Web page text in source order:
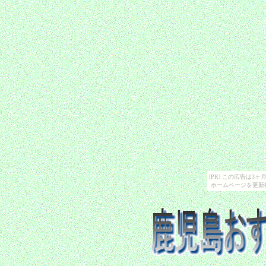
[PR] この広告は3ヶ
ホームページを更